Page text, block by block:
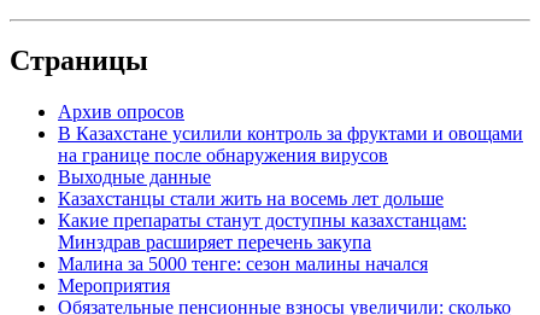
Страницы
Архив опросов
В Казахстане усилили контроль за фруктами и овощами
на границе после обнаружения вирусов
Выходные данные
Казахстанцы стали жить на восемь лет дольше
Какие препараты станут доступны казахстанцам:
Минздрав расширяет перечень закупа
Малина за 5000 тенге: сезон малины начался
Мероприятия
Обязательные пенсионные взносы увеличили: сколько